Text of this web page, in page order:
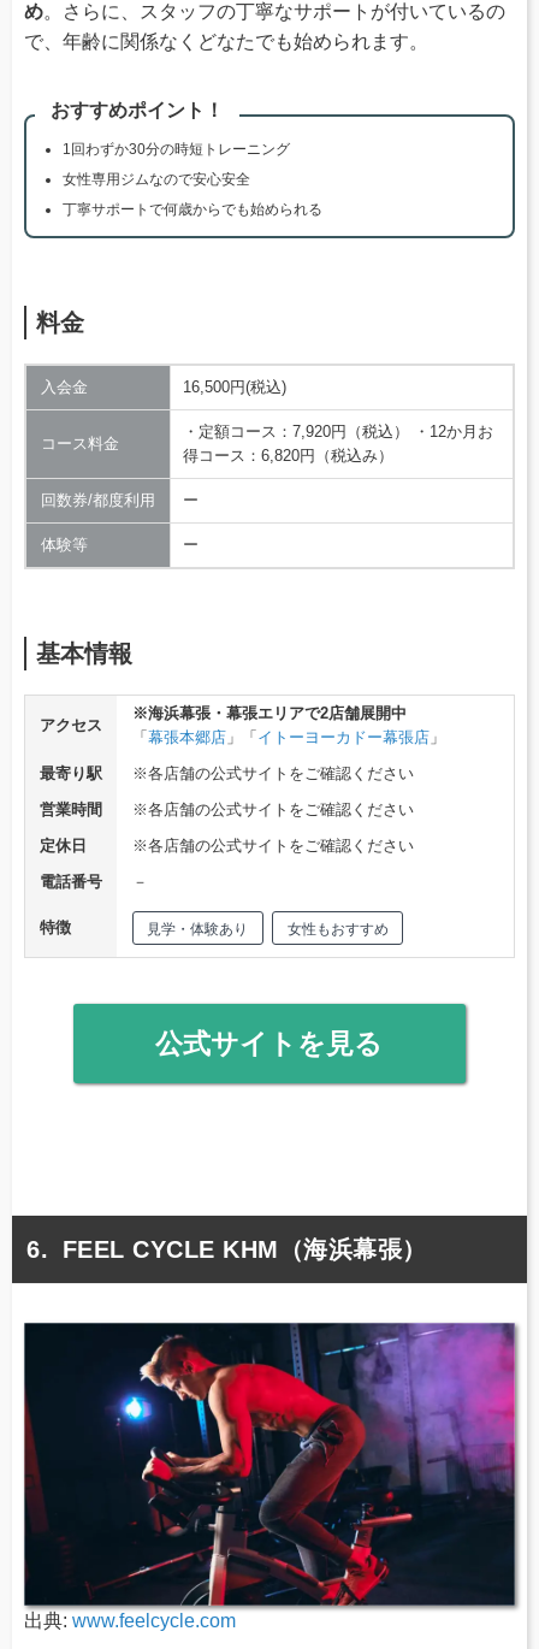
め。さらに、スタッフの丁寧なサポートが付いているの
で、年齢に関係なくどなたでも始められます。
おすすめポイント！
1回わずか30分の時短トレーニング
女性専用ジムなので安心安全
丁寧サポートで何歳からでも始められる
料金
入会金 16,500円(税込)
コース料金
・定額コース：7,920円（税込） ・12か月お
得コース：6,820円（税込み）
回数券/都度利用 ー
体験等 ー
基本情報
アクセス
※海浜幕張・幕張エリアで2店舗展開中
「 幕張本郷店」「 イトーヨーカドー幕張店」
最寄り駅
※各店舗の公式サイトをご確認ください
営業時間
※各店舗の公式サイトをご確認ください
定休日
※各店舗の公式サイトをご確認ください
電話番号
－
特徴 見学・体験あり 女性もおすすめ
公式サイトを見る
FEEL CYCLE KHM（海浜幕張）
出典: www.feelcycle.com